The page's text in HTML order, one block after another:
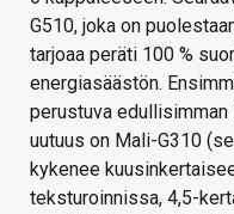
G510, joka on
tarjoaa peräti 100 %
energiasäästön.
perustuva
uutuus on Mali-G310
kykenee
teksturoinnissa, 4,5-